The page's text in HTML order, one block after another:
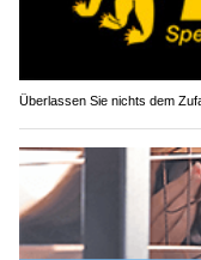
Überlassen Sie nichts dem